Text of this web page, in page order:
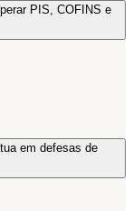
PIS, COFINS e
em defesas de